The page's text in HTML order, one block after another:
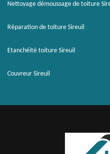
Nettoyage démoussage de toiture
Réparation de toiture Sireuil
Etanchéité toiture Sireuil
Couvreur Sireuil